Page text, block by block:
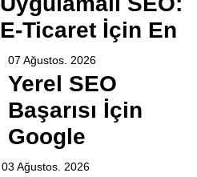
E-Ticaret İçin En
07 Ağustos. 2026
Yerel SEO
Başarısı İçin
Google
03 Ağustos. 2026